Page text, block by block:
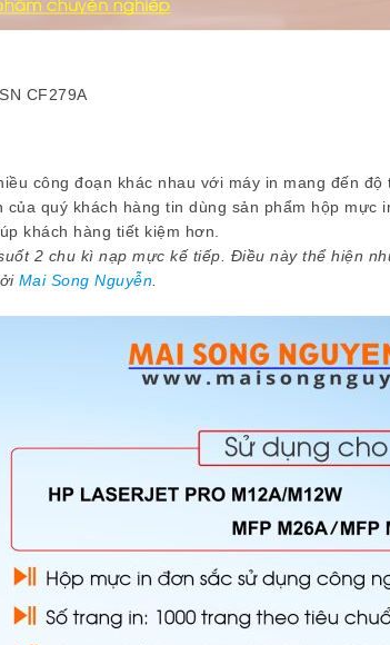
CF279A
công đoạn khác nhau với máy in mang đến độ
quý khách hàng tin dùng sản phẩm hộp mực
khách hàng tiết kiệm hơn.
2 chu kì nạp mực kế tiếp. Điều này thể hiện
Mai Song Nguyễn